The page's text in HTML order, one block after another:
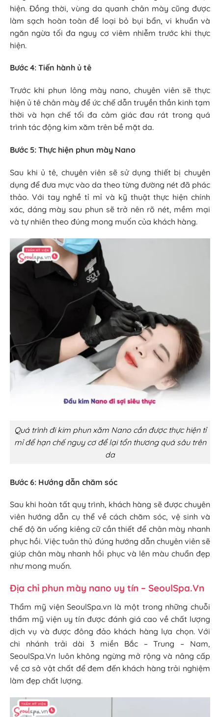
hiện. Đồng thời, vùng da quanh chân mày cũng được
làm sạch hoàn toàn để loại bỏ bụi bẩn, vi khuẩn và
ngăn ngừa tối đa nguy cơ viêm nhiễm trước khi thực
hiện.
Bước 4: Tiến hành ủ tê
Trước khi phun lông mày nano, chuyên viên sẽ thực
hiện ủ tê chân mày để ức chế dẫn truyền thần kinh tạm
thời và hạn chế tối đa cảm giác đau rát trong quá
trình tác động kim xăm trên bề mặt da.
Bước 5: Thực hiện phun mày Nano
Sau khi ủ tê, chuyên viên sẽ sử dụng thiết bị chuyên
dụng để đưa mực vào da theo từng đường nét đã phác
thảo. Với tay nghề tỉ mỉ và kỹ thuật thực hiện chính
xác, dáng mày sau phun sẽ trở nên rõ nét, mềm mại
và tự nhiên theo đúng mong muốn của khách hàng.
Quá trình đi kim phun xăm Nano cần được thực hiện tỉ
mỉ để hạn chế nguy cơ để lại tổn thương quá sâu trên
da
Bước 6: Hướng dẫn chăm sóc
Sau khi hoàn tất quy trình, khách hàng sẽ được chuyên
viên hướng dẫn cụ thể về cách chăm sóc, vệ sinh và
chế độ ăn uống kiêng cữ cần thiết để chân mày nhanh
phục hồi. Việc tuân thủ đúng hướng dẫn chuyên viên sẽ
giúp chân mày nhanh hồi phục và lên màu chuẩn đẹp
như mong muốn.
Địa chỉ phun mày nano uy tín – SeoulSpa.Vn
Thẩm mỹ viện SeoulSpa.vn là một trong những chuỗi
thẩm mỹ viện uy tín được đánh giá cao về chất lượng
dịch vụ và được đông đảo khách hàng lựa chọn. Với
chi nhánh trải dài 3 miền Bắc – Trung – Nam,
SeoulSpa.Vn luôn không ngừng mở rộng và nâng cấp
về cơ sở vật chất để đem đến khách hàng trải nghiệm
làm đẹp chất lượng.